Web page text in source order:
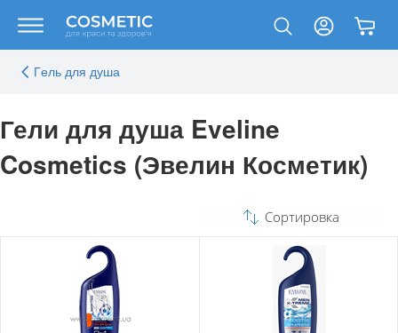
Гeль для душа
Гели для душа Eveline
Cosmetics (Эвелин Косметик)
Сортировка